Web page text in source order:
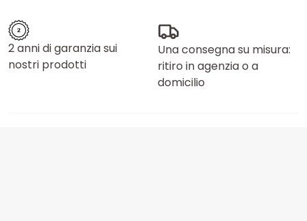
2 anni di garanzia sui
nostri prodotti
Una consegna su misura:
ritiro in agenzia o a
domicilio